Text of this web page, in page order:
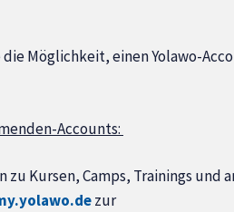
Möglichkeit, einen Yolawo-
Accounts:
zu Kursen, Camps, Trainings und
zur